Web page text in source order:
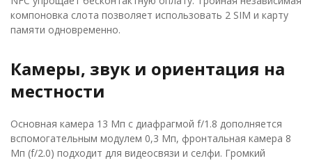
компоновка слота позволяет использовать 2 SIM и карту
памяти одновременно.
Камеры, звук и ориентация на
местности
Основная камера 13 Мп с диафрагмой f/1.8 дополняется
вспомогательным модулем 0,3 Мп, фронтальная камера 8
Мп (f/2.0) подходит для видеосвязи и селфи. Громкий